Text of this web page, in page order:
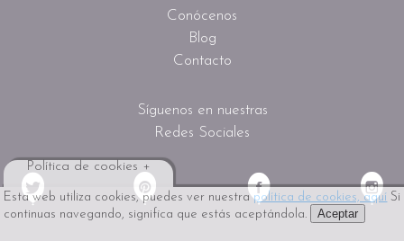
Esta web utiliza cookies, puedes ver nuestrapolítica de cookies, aquí Si
continuas navegando, significa que estás aceptándola.
Aceptar
Política de cookies +
Conócenos
Blog
Contacto
Síguenos en nuestras
Redes Sociales